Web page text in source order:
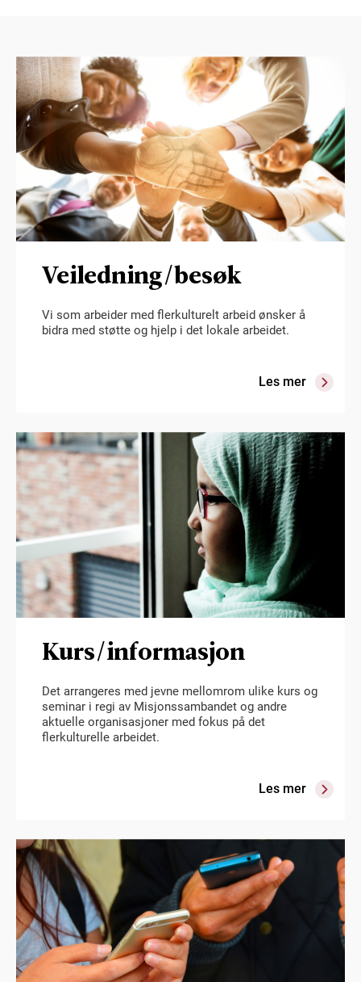
Veiledning/besøk
Vi som arbeider med flerkulturelt arbeid ønsker å
bidra med støtte og hjelp i det lokale arbeidet.
Les mer
Kurs/informasjon
Det arrangeres med jevne mellomrom ulike kurs og
seminar i regi av Misjonssambandet og andre
aktuelle organisasjoner med fokus på det
flerkulturelle arbeidet.
Les mer